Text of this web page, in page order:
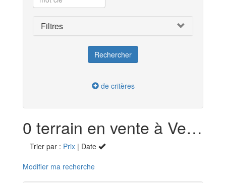
Filtres
de critères
0 terrain en vente à Vesoul (70000)
Trier par : Prix | Date
Modifier ma recherche